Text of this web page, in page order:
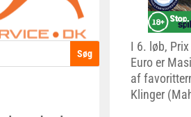
I 6. løb,
Euro er
af
Klinger